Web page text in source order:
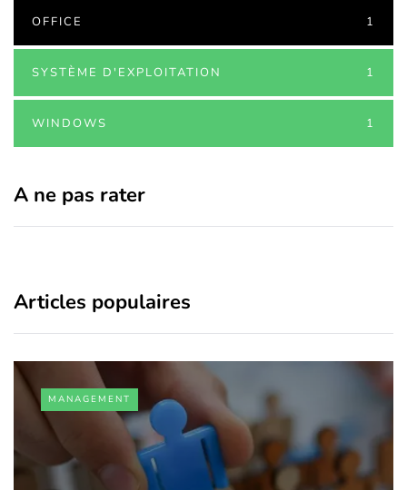
OFFICE 1
SYSTÈME D'EXPLOITATION 1
WINDOWS 1
A ne pas rater
Articles populaires
MANAGEMENT